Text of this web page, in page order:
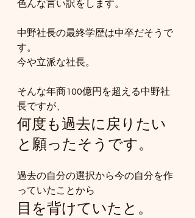
色んな言い訳をします。
中野社長の最終学歴は中卒だそうで
す。
今や立派な社長。
そんな年商100億円を超える中野社
長ですが、
何度も過去に戻りたい
と願ったそうです。
過去の自分の選択から今の自分を作
っていたことから
目を背けていたと。